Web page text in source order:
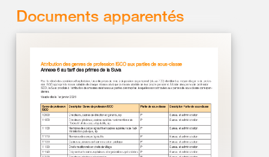
Documents apparentés